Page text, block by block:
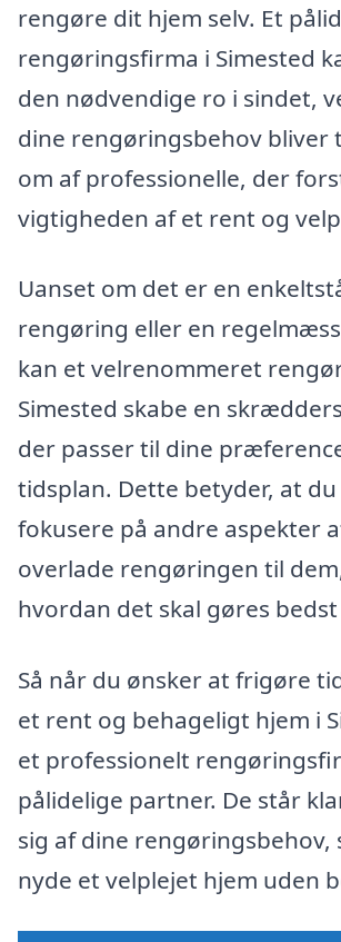
rengøre dit hjem selv. Et
rengøringsfirma i Simested
den nødvendige ro i sindet,
dine rengøringsbehov bliver
om af professionelle, der
vigtigheden af et rent og
Uanset om det er en
rengøring eller en
kan et velrenommeret
Simested skabe en
der passer til dine
tidsplan. Dette betyder, at du
fokusere på andre aspekter
overlade rengøringen til
hvordan det skal gøres
Så når du ønsker at frigøre
et rent og behageligt hjem i
et professionelt
pålidelige partner. De står
sig af dine rengøringsbehov,
nyde et velplejet hjem uden